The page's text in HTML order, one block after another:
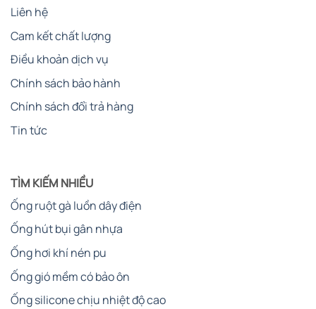
Liên hệ
Cam kết chất lượng
Điều khoản dịch vụ
Chính sách bảo hành
Chính sách đổi trả hàng
Tin tức
TÌM KIẾM NHIỀU
Ống ruột gà luồn dây điện
Ống hút bụi gân nhựa
Ống hơi khí nén pu
Ống gió mềm có bảo ôn
Ống silicone chịu nhiệt độ cao